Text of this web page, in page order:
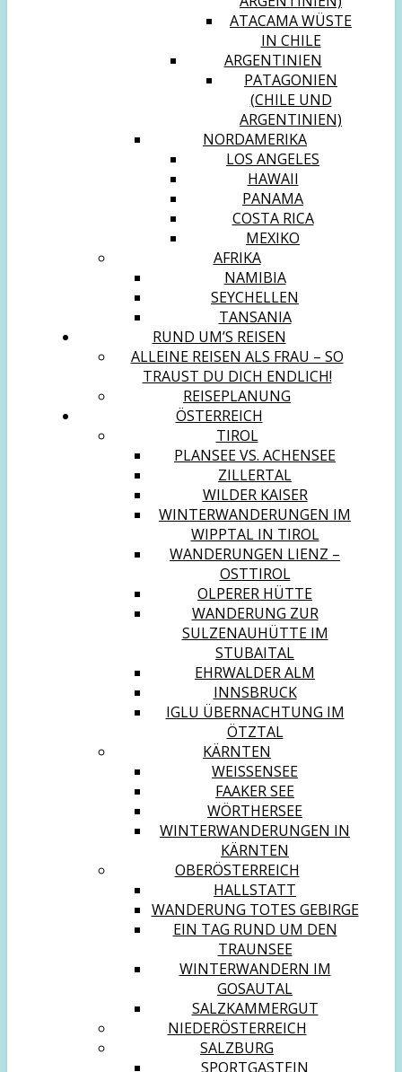
ATACAMA WÜSTE
IN CHILE
ARGENTINIEN
PATAGONIEN
(CHILE UND
ARGENTINIEN)
NORDAMERIKA
LOS ANGELES
HAWAII
PANAMA
COSTA RICA
MEXIKO
AFRIKA
NAMIBIA
SEYCHELLEN
TANSANIA
RUND UM’S REISEN
ALLEINE REISEN ALS FRAU – SO
TRAUST DU DICH ENDLICH!
REISEPLANUNG
ÖSTERREICH
TIROL
PLANSEE VS. ACHENSEE
ZILLERTAL
WILDER KAISER
WINTERWANDERUNGEN IM
WIPPTAL IN TIROL
WANDERUNGEN LIENZ –
OSTTIROL
OLPERER HÜTTE
WANDERUNG ZUR
SULZENAUHÜTTE IM
STUBAITAL
EHRWALDER ALM
INNSBRUCK
IGLU ÜBERNACHTUNG IM
ÖTZTAL
KÄRNTEN
WEISSENSEE
FAAKER SEE
WÖRTHERSEE
WINTERWANDERUNGEN IN
KÄRNTEN
OBERÖSTERREICH
HALLSTATT
WANDERUNG TOTES GEBIRGE
EIN TAG RUND UM DEN
TRAUNSEE
WINTERWANDERN IM
GOSAUTAL
SALZKAMMERGUT
NIEDERÖSTERREICH
SALZBURG
SPORTGASTEIN